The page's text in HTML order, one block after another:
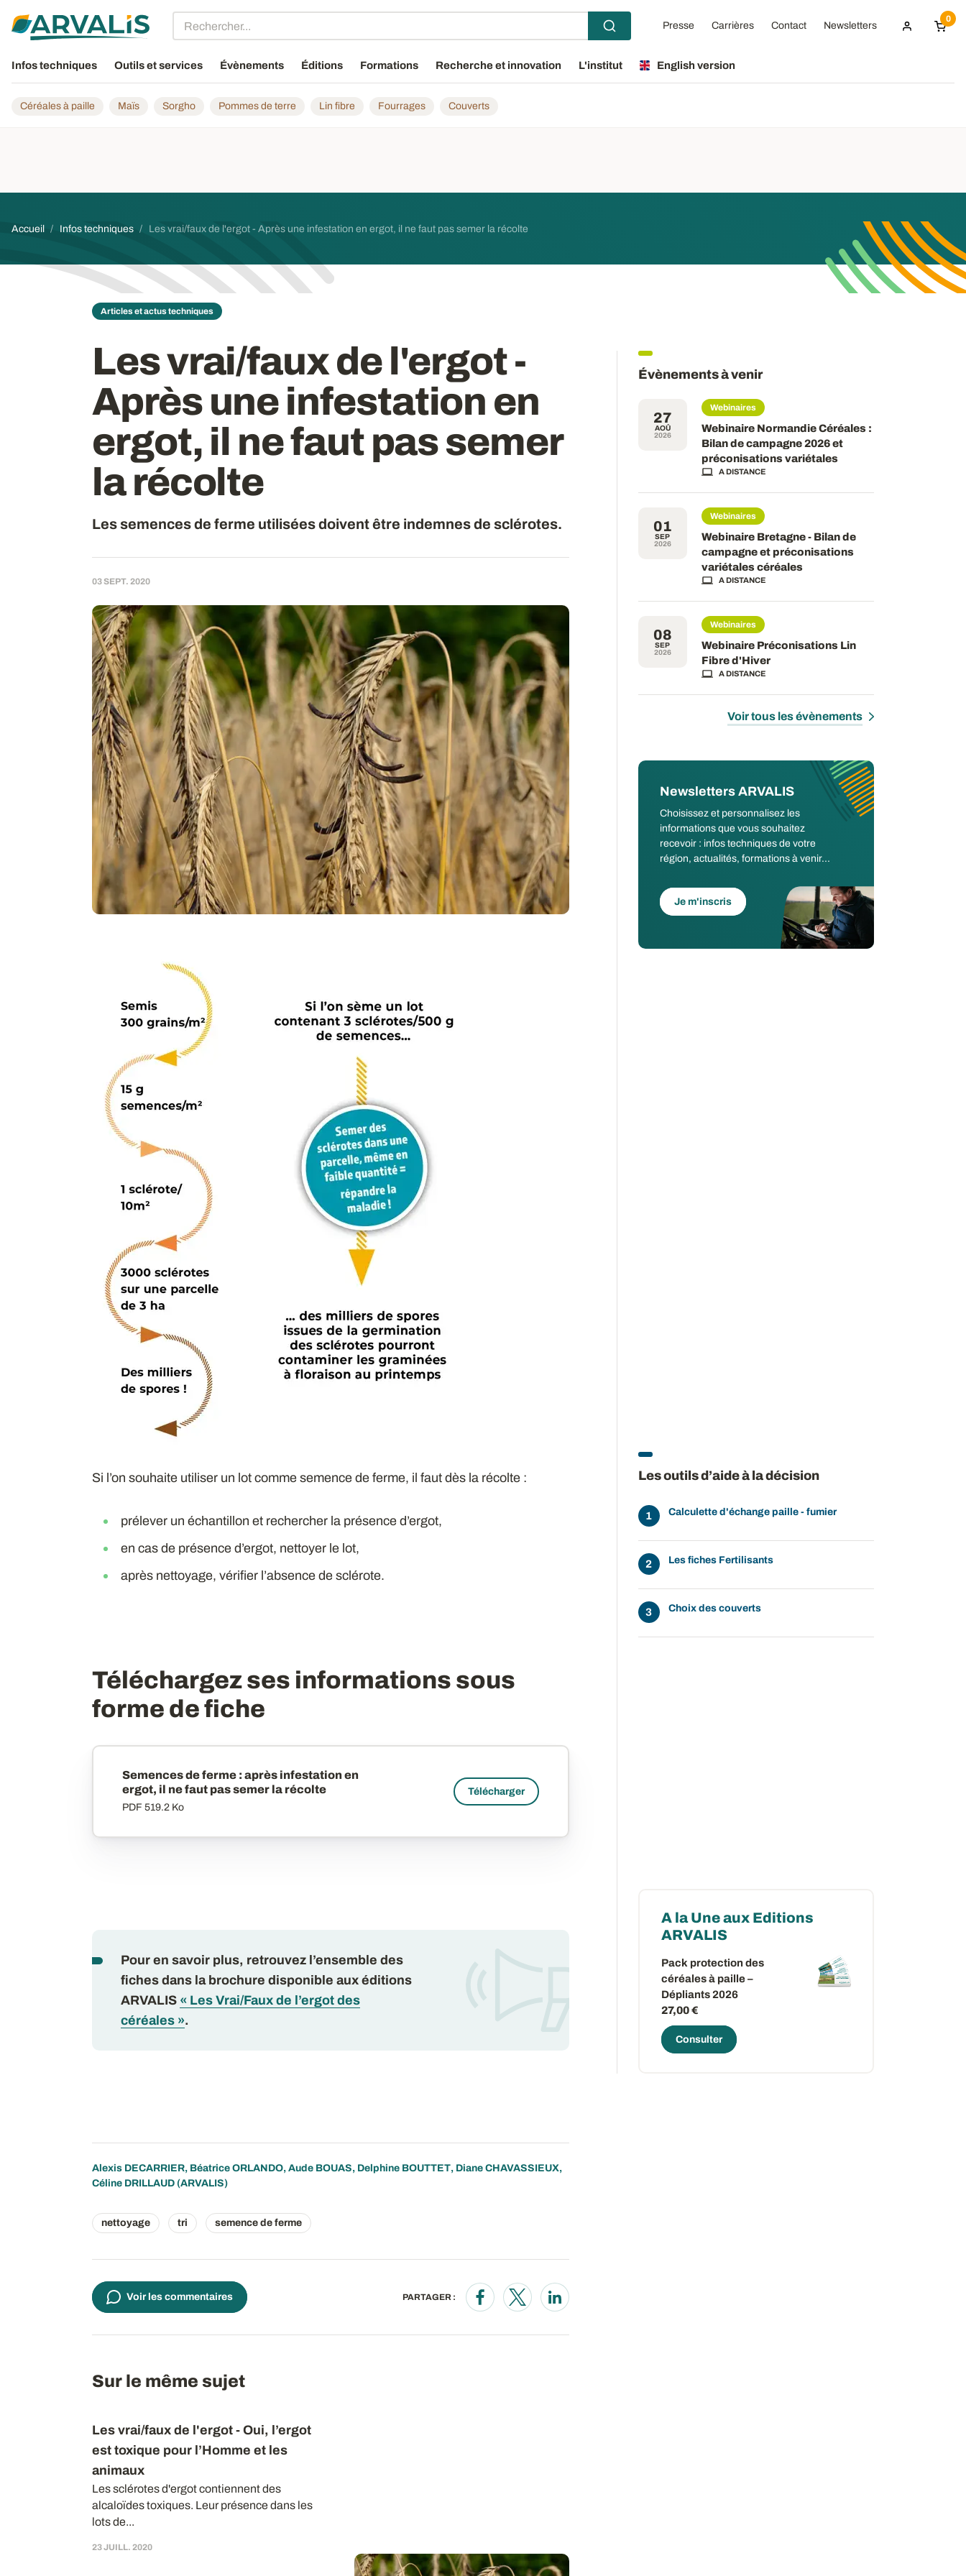
Presse Carrières Contact Newsletters
0
Infos techniques Outils et services Évènements Éditions Formations Recherche et innovation L'institut English version
Céréales à paille Maïs Sorgho Pommes de terre Lin fibre Fourrages Couverts
Fil d'Ariane
Accueil Infos techniques Les vrai/faux de l'ergot - Après une infestation en ergot, il ne faut pas semer la récolte
Articles et actus techniques
Les vrai/faux de l'ergot -
Après une infestation en
ergot, il ne faut pas semer
la récolte
Les semences de ferme utilisées doivent être indemnes de sclérotes.
03 SEPT. 2020
Si l’on souhaite utiliser un lot comme semence de ferme, il faut dès la récolte :
prélever un échantillon et rechercher la présence d’ergot,
en cas de présence d’ergot, nettoyer le lot,
après nettoyage, vérifier l’absence de sclérote.
Téléchargez ses informations sous
forme de fiche
Semences de ferme : après infestation en
ergot, il ne faut pas semer la récolte
PDF 519.2 Ko
Télécharger
Pour en savoir plus, retrouvez l’ensemble des
fiches dans la brochure disponible aux éditions
ARVALIS « Les Vrai/Faux de l’ergot des
céréales ».
Alexis DECARRIER, Béatrice ORLANDO, Aude BOUAS, Delphine BOUTTET, Diane CHAVASSIEUX,
Céline DRILLAUD(ARVALIS)
nettoyage tri semence de ferme
Voir les commentaires PARTAGER :
Opens in a new window
Opens in a new window
Opens in a new window
Sur le même sujet
Les vrai/faux de l'ergot - Oui, l’ergot
est toxique pour l’Homme et les
animaux
Les sclérotes d'ergot contiennent des
alcaloïdes toxiques. Leur présence dans les
lots de...
23 JUILL. 2020
Évènements à venir
27
AOÛ
2026
Webinaires
Webinaire Normandie Céréales :
Bilan de campagne 2026 et
préconisations variétales
A DISTANCE
01
SEP
2026
Webinaires
Webinaire Bretagne - Bilan de
campagne et préconisations
variétales céréales
A DISTANCE
08
SEP
2026
Webinaires
Webinaire Préconisations Lin
Fibre d'Hiver
A DISTANCE
Voir tous les évènements
Newsletters ARVALIS
Choisissez et personnalisez les
informations que vous souhaitez
recevoir : infos techniques de votre
région, actualités, formations à venir...
Je m'inscris
Les outils d’aide à la décision
Calculette d'échange paille - fumier
Les fiches Fertilisants
Choix des couverts
A la Une aux Editions
ARVALIS
Pack protection des
céréales à paille –
Dépliants 2026
27,00 €
Consulter